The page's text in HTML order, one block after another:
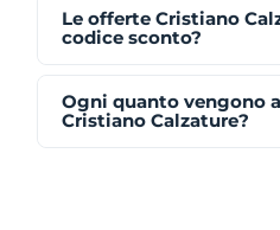
Le offerte Cristiano
codice sconto?
Ogni quanto vengono
Cristiano Calzature?